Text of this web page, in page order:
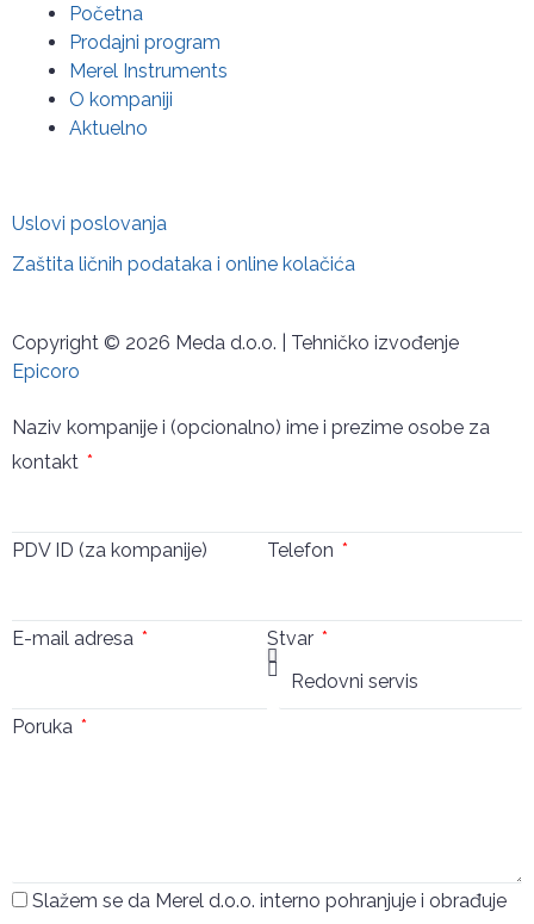
Početna
Prodajni program
Merel Instruments
O kompaniji
Aktuelno
Uslovi poslovanja
Zaštita ličnih podataka i online kolačića
Copyright © 2026 Meda d.o.o. | Tehničko izvođenje
Epicoro
Naziv kompanije i (opcionalno) ime i prezime osobe za
kontakt
PDV ID (za kompanije) Telefon
E-mail adresa Stvar
Poruka
Slažem se da Merel d.o.o. interno pohranjuje i obrađuje